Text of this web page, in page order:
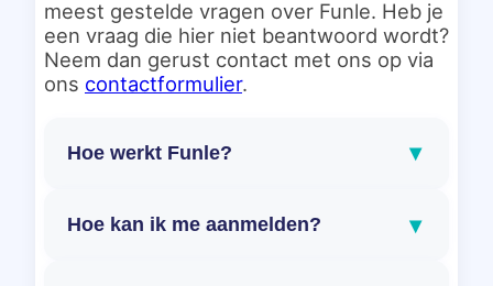
meest gestelde vragen over Funle. Heb je
een vraag die hier niet beantwoord wordt?
Neem dan gerust contact met ons op via
ons contactformulier.
Hoe werkt Funle? ▾
Hoe kan ik me aanmelden? ▾